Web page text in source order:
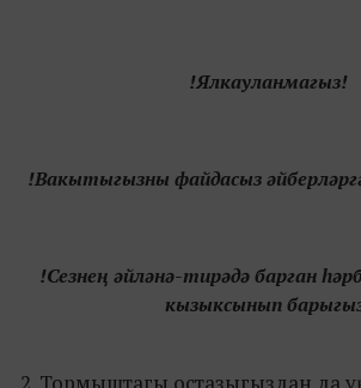
!Ялкауланмагыз!
!Вакытыгызны файдасыз
!Сезнең әйләнә-тирәдә барган
кызыксынып